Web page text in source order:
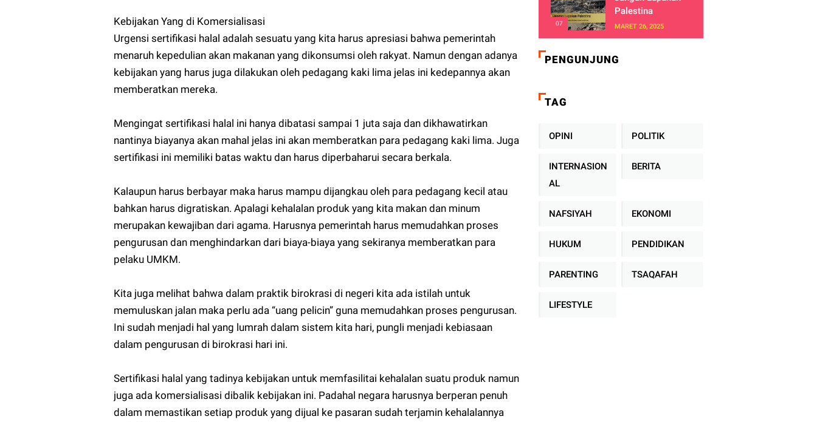
Kebijakan Yang di Komersialisasi
Urgensi sertifikasi halal adalah sesuatu yang kita harus apresiasi bahwa pemerintah
menaruh kepedulian akan makanan yang dikonsumsi oleh rakyat. Namun dengan adanya
kebijakan yang harus juga dilakukan oleh pedagang kaki lima jelas ini kedepannya akan
memberatkan mereka.
Mengingat sertifikasi halal ini hanya dibatasi sampai 1 juta saja dan dikhawatirkan
nantinya biayanya akan mahal jelas ini akan memberatkan para pedagang kaki lima. Juga
sertifikasi ini memiliki batas waktu dan harus diperbaharui secara berkala.
Kalaupun harus berbayar maka harus mampu dijangkau oleh para pedagang kecil atau
bahkan harus digratiskan. Apalagi kehalalan produk yang kita makan dan minum
merupakan kewajiban dari agama. Harusnya pemerintah harus memudahkan proses
pengurusan dan menghindarkan dari biaya-biaya yang sekiranya memberatkan para
pelaku UMKM.
Kita juga melihat bahwa dalam praktik birokrasi di negeri kita ada istilah untuk
memuluskan jalan maka perlu ada “uang pelicin” guna memudahkan proses pengurusan.
Ini sudah menjadi hal yang lumrah dalam sistem kita hari, pungli menjadi kebiasaan
dalam pengurusan di birokrasi hari ini.
Sertifikasi halal yang tadinya kebijakan untuk memfasilitai kehalalan suatu produk namun
juga ada komersialisasi dibalik kebijakan ini. Padahal negara harusnya berperan penuh
dalam memastikan setiap produk yang dijual ke pasaran sudah terjamin kehalalannya
Palestina
MARET 26, 2025
PENGUNJUNG
TAG
OPINI POLITIK
INTERNASION
AL
BERITA
NAFSIYAH EKONOMI
HUKUM PENDIDIKAN
PARENTING TSAQAFAH
LIFESTYLE